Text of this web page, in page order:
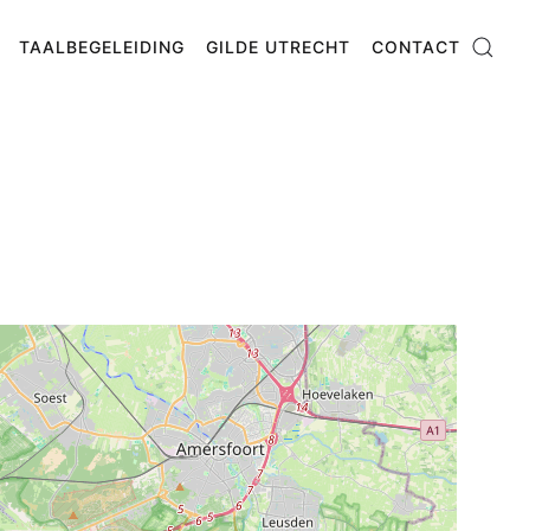
TAALBEGELEIDING GILDE UTRECHT CONTACT